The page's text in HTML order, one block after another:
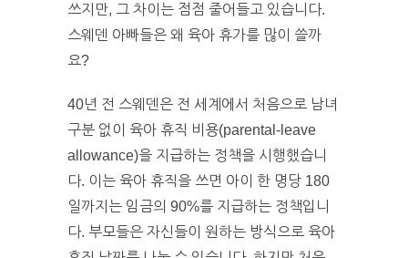
쓰지만, 그 차이는 점점 줄어들고 있습니다.
스웨덴 아빠들은 왜 육아 휴가를 많이 쓸까
요?
40년 전 스웨덴은 전 세계에서 처음으로 남녀
구분 없이 육아 휴직 비용(parental-leave
allowance)을 지급하는 정책을 시행했습니
다. 이는 육아 휴직을 쓰면 아이 한 명당 180
일까지는 임금의 90%를 지급하는 정책입니
다. 부모들은 자신들이 원하는 방식으로 육아